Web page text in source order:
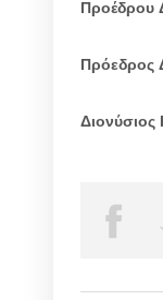
Προέδρου
Πρόεδρος